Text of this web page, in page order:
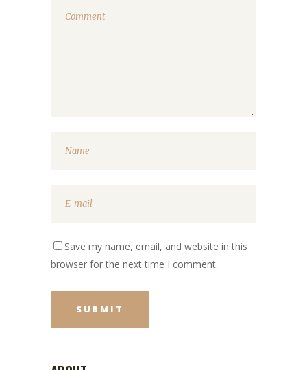
Save my name, email, and website in this
browser for the next time I comment.